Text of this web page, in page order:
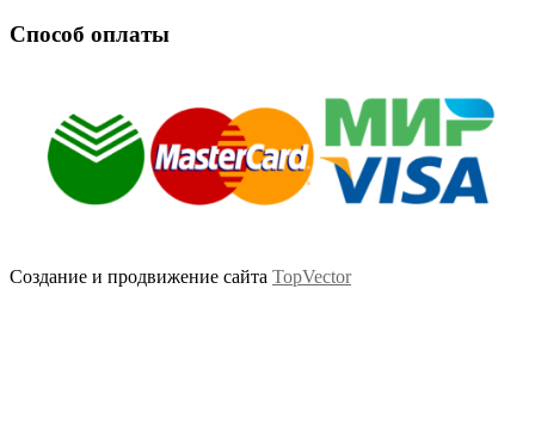
Способ оплаты
Создание и продвижение сайта TopVector